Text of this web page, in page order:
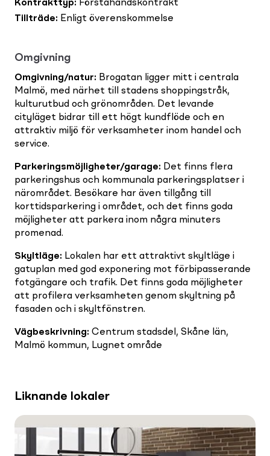
Kontrakttyp: Förstahandskontrakt
Tillträde: Enligt överenskommelse
Omgivning
Omgivning/natur: Brogatan ligger mitt i centrala
Malmö, med närhet till stadens shoppingstråk,
kulturutbud och grönområden. Det levande
cityläget bidrar till ett högt kundflöde och en
attraktiv miljö för verksamheter inom handel och
service.
Parkeringsmöjligheter/garage: Det finns flera
parkeringshus och kommunala parkeringsplatser i
närområdet. Besökare har även tillgång till
korttidsparkering i området, och det finns goda
möjligheter att parkera inom några minuters
promenad.
Skyltläge: Lokalen har ett attraktivt skyltläge i
gatuplan med god exponering mot förbipasserande
fotgängare och trafik. Det finns goda möjligheter
att profilera verksamheten genom skyltning på
fasaden och i skyltfönstren.
Vägbeskrivning: Centrum stadsdel, Skåne län,
Malmö kommun, Lugnet område
Liknande lokaler